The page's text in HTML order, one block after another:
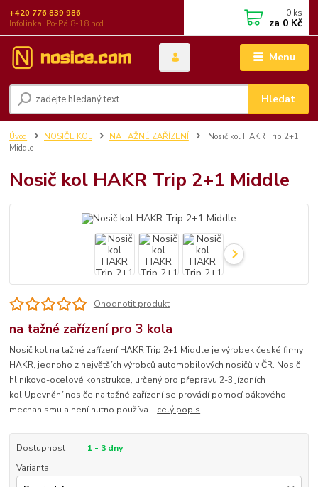
Menu
Hledat
+420 776 839 986
Infolinka: Po-Pá 8-18 hod.
0 ks
za 0 Kč
Úvod NOSIČE KOL NA TAŽNÉ ZAŘÍZENÍ
Nosič kol HAKR Trip 2+1
Middle
Nosič kol HAKR Trip 2+1 Middle
Ohodnotit produkt
na tažné zařízení pro 3 kola
Nosič kol na tažné zařízení HAKR Trip 2+1 Middle je výrobek české firmy
HAKR, jednoho z největších výrobců automobilových nosičů v ČR. Nosič
hliníkovo-ocelové konstrukce, určený pro přepravu 2-3 jízdních
kol.Upevnění nosiče na tažné zařízení se provádí pomocí pákového
mechanismu a není nutno používa... celý popis
Dostupnost
1 - 3 dny
Varianta